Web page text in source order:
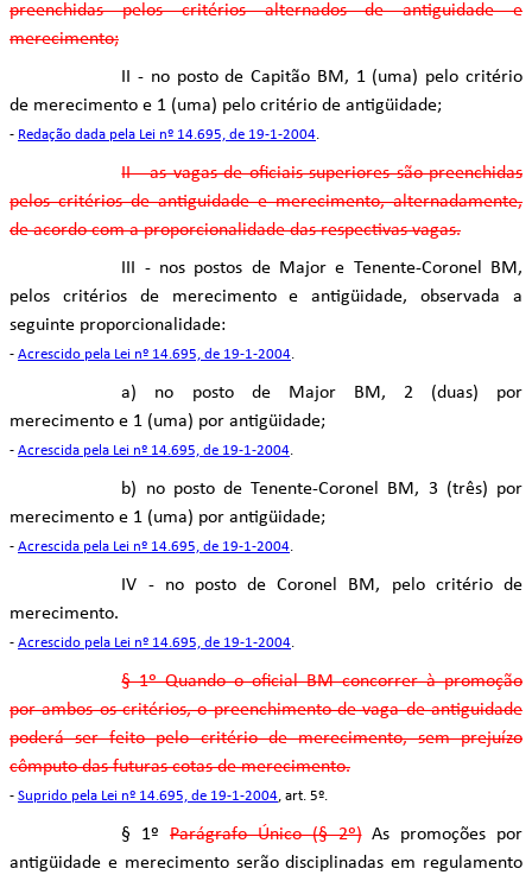
preenchidas pelos critérios alternados de antiguidade e
merecimento;
II - no posto de Capitão BM, 1 (uma) pelo critério
de merecimento e 1 (uma) pelo critério de antigüidade;
- Redação dada pela Lei nº 14.695, de 19-1-2004.
II - as vagas de oficiais superiores são preenchidas
pelos critérios de antiguidade e merecimento, alternadamente,
de acordo com a proporcionalidade das respectivas vagas.
III - nos postos de Major e Tenente-Coronel BM,
pelos critérios de merecimento e antigüidade, observada a
seguinte proporcionalidade:
- Acrescido pela Lei nº 14.695, de 19-1-2004.
a) no posto de Major BM, 2 (duas) por
merecimento e 1 (uma) por antigüidade;
- Acrescida pela Lei nº 14.695, de 19-1-2004.
b) no posto de Tenente-Coronel BM, 3 (três) por
merecimento e 1 (uma) por antigüidade;
- Acrescida pela Lei nº 14.695, de 19-1-2004.
IV - no posto de Coronel BM, pelo critério de
merecimento.
- Acrescido pela Lei nº 14.695, de 19-1-2004.
§ 1º Quando o oficial BM concorrer à promoção
por ambos os critérios, o preenchimento de vaga de antiguidade
poderá ser feito pelo critério de merecimento, sem prejuízo
cômputo das futuras cotas de merecimento.
- Suprido pela Lei nº 14.695, de 19-1-2004, art. 5º.
§ 1ºParágrafo Único (§ 2º)As promoções por
antigüidade e merecimento serão disciplinadas em regulamento